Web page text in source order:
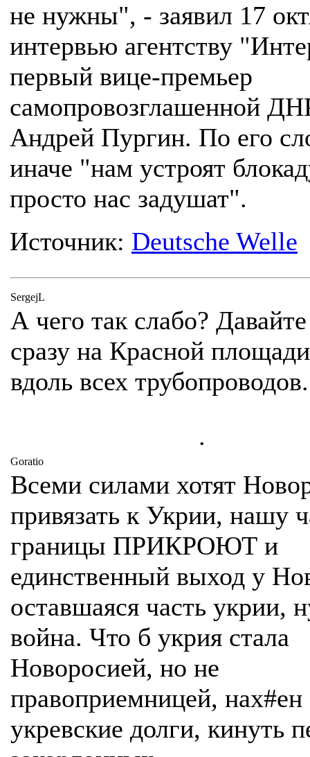
не нужны", - заявил 17
интервью агентству
первый вице-премьер
самопровозглашенной
Андрей Пургин. По его
иначе "нам устроят
просто нас задушат".
Источник: Deutsche Welle
SergejL
А чего так слабо?
сразу на Красной
вдоль всех трубопроводов.
.
Goratio
Всеми силами хотят
привязать к Укрии, нашу
границы ПРИКРОЮТ и
единственный выход у
оставшаяся часть укрии,
война. Что б укрия стала
Новоросией, но не
правоприемницей, нах#ен
укревские долги, кинуть